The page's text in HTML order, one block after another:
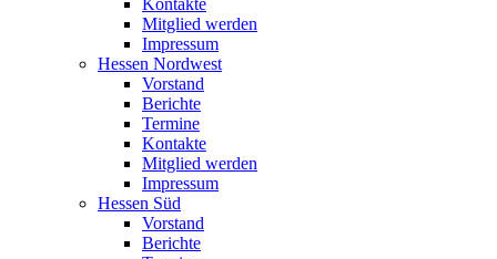
Kontakte
Mitglied werden
Impressum
Hessen Nordwest
Vorstand
Berichte
Termine
Kontakte
Mitglied werden
Impressum
Hessen Süd
Vorstand
Berichte